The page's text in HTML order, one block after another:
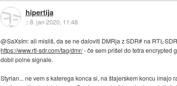
hipertija
::8. jan 2020, 11:48
@SaXsIm: ali misliš, da se ne daloviti DMRja z SDR# na RTL-
https://www.rtl-sdr.com/tag/dmr/- če sem prišel do tetra encrypted
dobil polne signale.
Styrian... ne vem s katerega konca si, na štajerskem koncu